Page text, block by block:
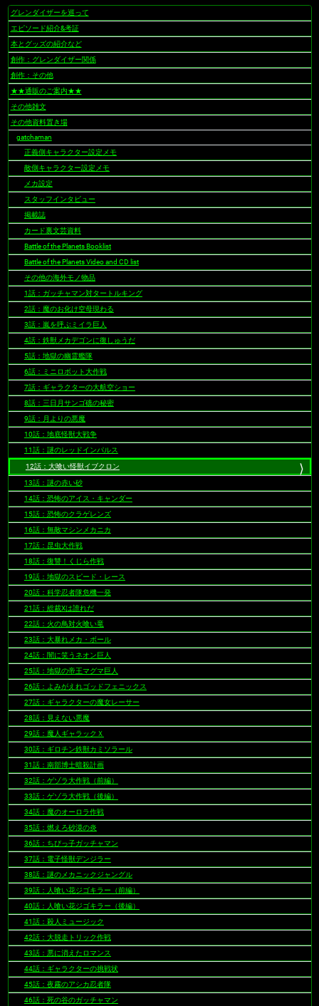
ナ
ビ
ゲ
ー
シ
ョ
ン
グレンダイザーを巡って
エピソード紹介&考証
本とグッズの紹介など
創作：グレンダイザー関係
創作：その他
★★通販のご案内★★
その他雑文
その他資料置き場
gatchaman
正義側キャラクター設定メモ
敵側キャラクター設定メモ
メカ設定
スタッフインタビュー
掲載誌
カード裏文芸資料
Battle of the Planets Booklist
Battle of the Planets Video and CD list
その他の海外モノ物品
1話：ガッチャマン対タートルキング
2話：魔のお化け空母現わる
3話：嵐を呼ぶミイラ巨人
4話：鉄獣メカデゴンに復しゅうだ
5話：地獄の幽霊艦隊
6話：ミニロボット大作戦
7話：ギャラクターの大航空ショー
8話：三日月サンゴ礁の秘密
9話：月よりの悪魔
10話：地底怪獣大戦争
11話：謎のレッドインパルス
12話：大喰い怪獣イブクロン
13話：謎の赤い砂
14話：恐怖のアイス・キャンダー
15話：恐怖のクラゲレンズ
16話：無敵マシンメカニカ
17話：昆虫大作戦
18話：復讐！くじら作戦
19話：地獄のスピード・レース
20話：科学忍者隊危機一発
21話：総裁Xは誰れだ
22話：火の鳥対火喰い竜
23話：大暴れメカ・ボール
24話：闇に笑うネオン巨人
25話：地獄の帝王マグマ巨人
26話：よみがえれゴッドフェニックス
27話：ギャラクターの魔女レーサー
28話：見えない悪魔
29話：魔人ギャラックＸ
30話：ギロチン鉄獣カミソラール
31話：南部博士暗殺計画
32話：ゲゾラ大作戦（前編）
33話：ゲゾラ大作戦（後編）
34話：魔のオーロラ作戦
35話：燃えろ砂漠の炎
36話：ちびっ子ガッチャマン
37話：電子怪獣デンジラー
38話：謎のメカニックジャングル
39話：人喰い花ジゴキラー（前編）
40話：人喰い花ジゴキラー（後編）
41話：殺人ミュージック
42話：大脱走トリック作戦
43話：悪に消えたロマンス
44話：ギャラクターの挑戦状
45話：夜霧のアシカ忍者隊
46話：死の谷のガッチャマン